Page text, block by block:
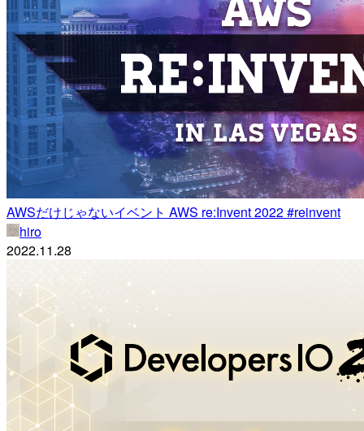
AWSだけじゃないイベント AWS re:Invent 2022 #reinvent
hiro
2022.11.28